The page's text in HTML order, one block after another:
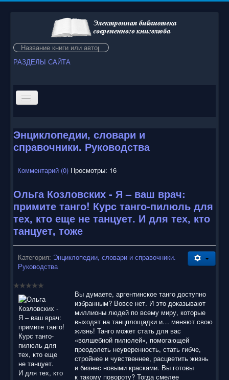
Искать...
РАЗДЕЛЫ САЙТА
Мы рады Вас приветствовать на нашем сайте!
Электронная библиотека современного книголюба
содержит десятки тысяч книг, многие из которых
книголюб. Они пробудят воспоминания далекого детства и
Некоторые произведения давно не переиздавались и найти
их в бумажном варианте довольно сложно. К счастью
электронные книги и планшетные компьютеры уже давно
перестали быть диковинкой. Вы всегда можете
воспользоваться нашим сайтом, найти и скачать нужные
Вам электронные книги бесплатно и без регистрации введя
автора, название книги или имя полюбившегося героя в
строку поиска. На нашем сайте для ознакомления можно
бесплатноскачать
в электронных форматах fb2,
электронные книги. Наш сайт постоянно развивается и
пополняется. Надеюсь, Вы станете нашим постоянным
посетителем.
Энциклопедии, словари и
справочники. Руководства
Комментарий (0) Просмотры: 16
Ольга Козловских - Я – ваш врач:
примите танго! Курс танго-пилюль для
тех, кто еще не танцует. И для тех, кто
танцует, тоже
Категория: Энциклопедии, словари и справочники.
Руководства
Вы думаете, аргентинское танго доступно
избранным? Вовсе нет. И это доказывают
миллионы людей по всему миру, которые
выходят на танцплощадки и… меняют свою
жизнь! Танго может стать для вас
«волшебной пилюлей», помогающей
преодолеть неуверенность, стать гибче,
стройнее и чувственнее, расцветить жизнь
и бизнес новыми красками. Вы готовы
к такому повороту? Тогда смелее